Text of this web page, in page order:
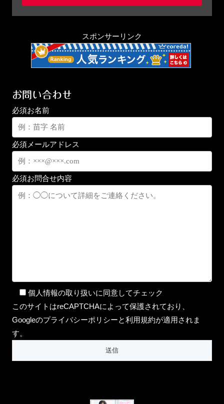
スポンサーリンク
お問い合わせ
必須お名前
必須 メールアドレス
必須お問合せ内容
個人情報の取り扱いに同意してチェック
このサイトはreCAPTCHAによって保護されており、
Googleのプライバシーポリシーと利用規約が適用されま
す。